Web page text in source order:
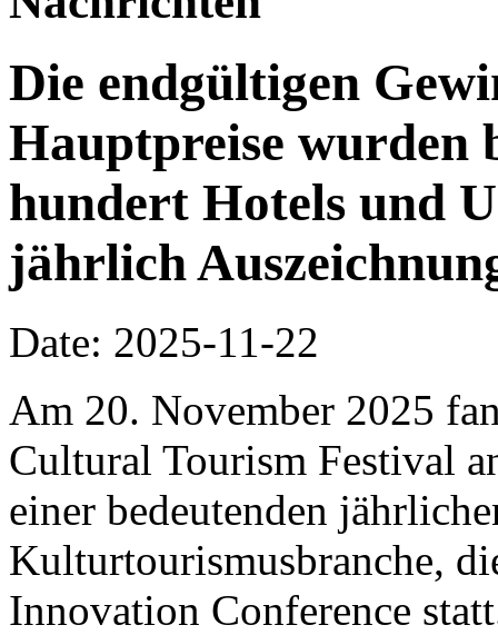
Die endgültigen
Hauptpreise wurden
hundert Hotels und
jährlich
Date: 2025-11-22
Am 20. November 2025
Cultural Tourism Festival
einer bedeutenden
Kulturtourismusbranche,
Innovation Conference